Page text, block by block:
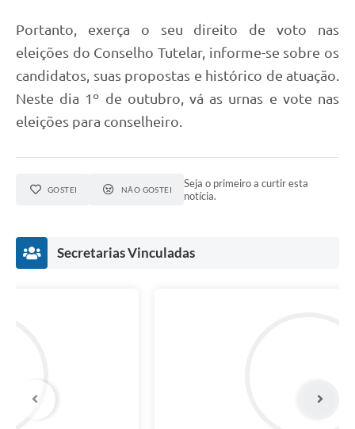
Portanto, exerça o seu direito de voto nas
eleições do Conselho Tutelar, informe-se sobre os
candidatos, suas propostas e histórico de atuação.
Neste dia 1º de outubro, vá as urnas e vote nas
eleições para conselheiro.
GOSTEI NÃO GOSTEI
Seja o primeiro a curtir esta
notícia.
Secretarias Vinculadas